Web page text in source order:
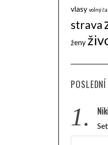
vlasy volný
strava
ženy
1.